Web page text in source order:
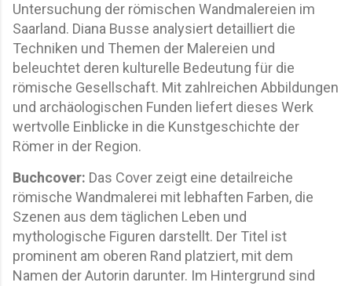
Untersuchung der römischen Wandmalereien im
Saarland. Diana Busse analysiert detailliert die
Techniken und Themen der Malereien und
beleuchtet deren kulturelle Bedeutung für die
römische Gesellschaft. Mit zahlreichen Abbildungen
und archäologischen Funden liefert dieses Werk
wertvolle Einblicke in die Kunstgeschichte der
Römer in der Region.
Buchcover: Das Cover zeigt eine detailreiche
römische Wandmalerei mit lebhaften Farben, die
Szenen aus dem täglichen Leben und
mythologische Figuren darstellt. Der Titel ist
prominent am oberen Rand platziert, mit dem
Namen der Autorin darunter. Im Hintergrund sind